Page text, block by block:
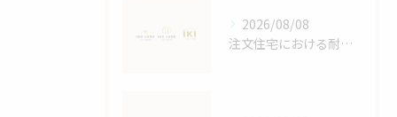
2026/08/08
注文住宅における耐震等級の詳しい解説